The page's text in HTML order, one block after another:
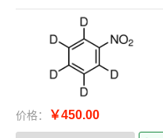
e
价格： ￥450.00